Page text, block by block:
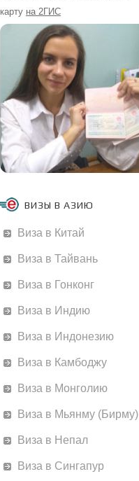
карту на 2ГИС
ВИЗЫ В АЗИЮ
Виза в Китай
Виза в Тайвань
Виза в Гонконг
Виза в Индию
Виза в Индонезию
Виза в Камбоджу
Виза в Монголию
Виза в Мьянму (Бирму)
Виза в Непал
Виза в Сингапур